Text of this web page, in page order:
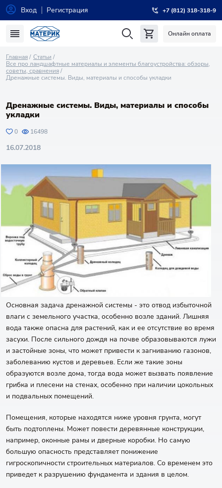
Вход Регистрация +7 (812) 318-318-9
Онлайн оплата
Главная
Статьи
Все про ландшафтные материалы и элементы благоустройства: обзоры,
советы, сравнения
Дренажные системы. Виды, материалы и способы укладки
Дренажные системы. Виды, материалы и способы
укладки
0 16498
16.07.2018
Основная задача дренажной системы - это отвод избыточной
влаги с земельного участка, особенно возле зданий. Лишняя
вода также опасна для растений, как и ее отсутствие во время
засухи. После сильного дождя на почве образовываются лужи
и застойные зоны, что может привести к загниванию газонов,
заболеванию кустов и деревьев. Если же такие зоны
образуются возле дома, тогда вода может вызвать появление
грибка и плесени на стенах, особенно при наличии цокольных
и подвальных помещений.
Помещения, которые находятся ниже уровня грунта, могут
быть подтоплены. Может повести деревянные конструкции,
например, оконные рамы и дверные коробки. Но самую
большую опасность представляет понижение
гигроскопичности строительных материалов. Со временем это
приведет к разрушению фундамента и здания в целом.